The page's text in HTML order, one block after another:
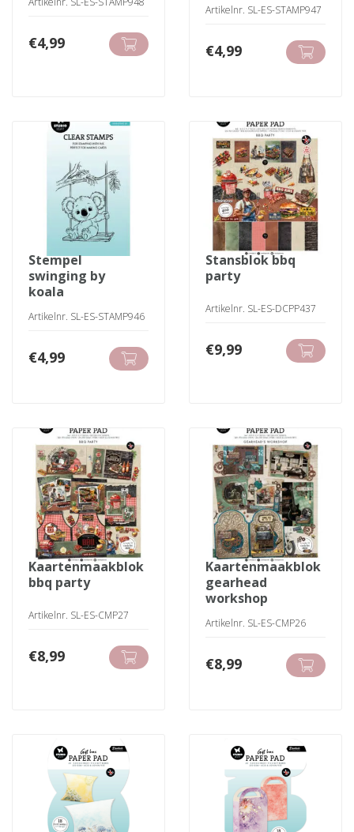
€4,99
Artikelnr. SL-ES-STAMP947
€4,99
stempel
swinging by
koala
Artikelnr. SL-ES-STAMP946
€4,99
stansblok bbq
party
Artikelnr. SL-ES-DCPP437
€9,99
kaartenmaakblok
bbq party
Artikelnr. SL-ES-CMP27
€8,99
kaartenmaakblok
gearhead
workshop
Artikelnr. SL-ES-CMP26
€8,99